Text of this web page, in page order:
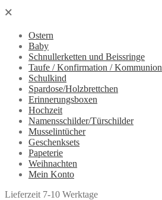
🗙
Ostern
Baby
Schnullerketten und Beissringe
Taufe / Konfirmation / Kommunion
Schulkind
Spardose/Holzbrettchen
Erinnerungsboxen
Hochzeit
Namensschilder/Türschilder
Musselintücher
Geschenksets
Papeterie
Weihnachten
Mein Konto
Lieferzeit 7-10 Werktage